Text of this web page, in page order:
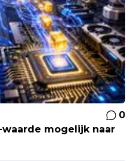
0
mogelijk naar